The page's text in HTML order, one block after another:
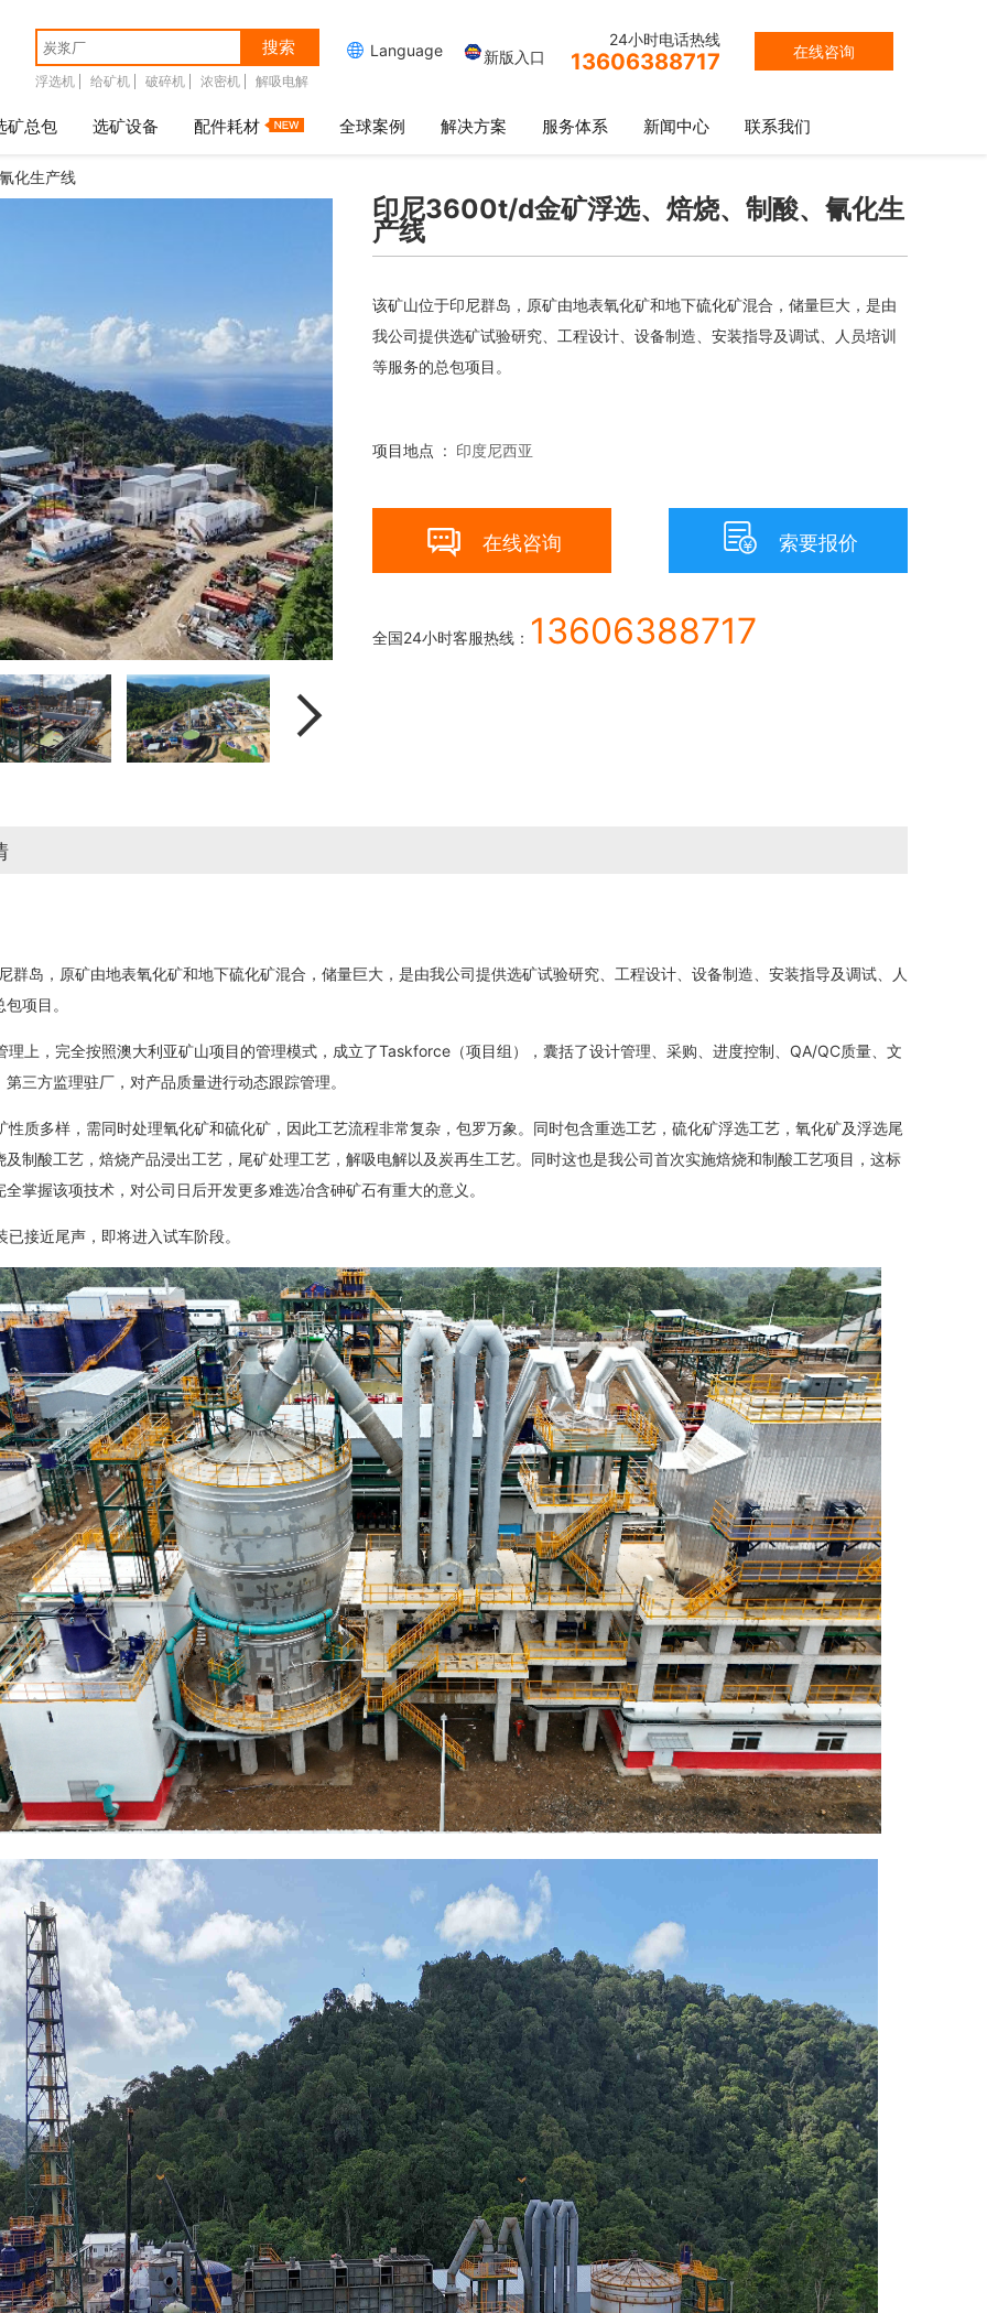
搜索
浮选机 给矿机 破碎机 浓密机 解吸电解
在线咨询
24小时电话热线
13606388717
 Language 新版入口
矿总包 选矿设备 配件耗材 全球案例 解决方案 服务体系 新闻中心 联系我们
化生产线

印尼3600t/d金矿浮选、焙烧、制酸、氰化生
产线
该矿山位于印尼群岛，原矿由地表氧化矿和地下硫化矿混合，储量巨大，是由
我公司提供选矿试验研究、工程设计、设备制造、安装指导及调试、人员培训
等服务的总包项目。
项目地点 : 印度尼西亚
 在线咨询  索要报价
全国24小时客服热线： 13606388717
岛，原矿由地表氧化矿和地下硫化矿混合，储量巨大，是由我公司提供选矿试验研究、工程设计、设备制造、安装指导及调试、人
项目。
上，完全按照澳大利亚矿山项目的管理模式，成立了Taskforce（项目组），囊括了设计管理、采购、进度控制、QA/QC质量、文
三方监理驻厂，对产品质量进行动态跟踪管理。
质多样，需同时处理氧化矿和硫化矿，因此工艺流程非常复杂，包罗万象。同时包含重选工艺，硫化矿浮选工艺，氧化矿及浮选尾
及制酸工艺，焙烧产品浸出工艺，尾矿处理工艺，解吸电解以及炭再生工艺。同时这也是我公司首次实施焙烧和制酸工艺项目，这标
掌握该项技术，对公司日后开发更多难选冶含砷矿石有重大的意义。
接近尾声，即将进入试车阶段。